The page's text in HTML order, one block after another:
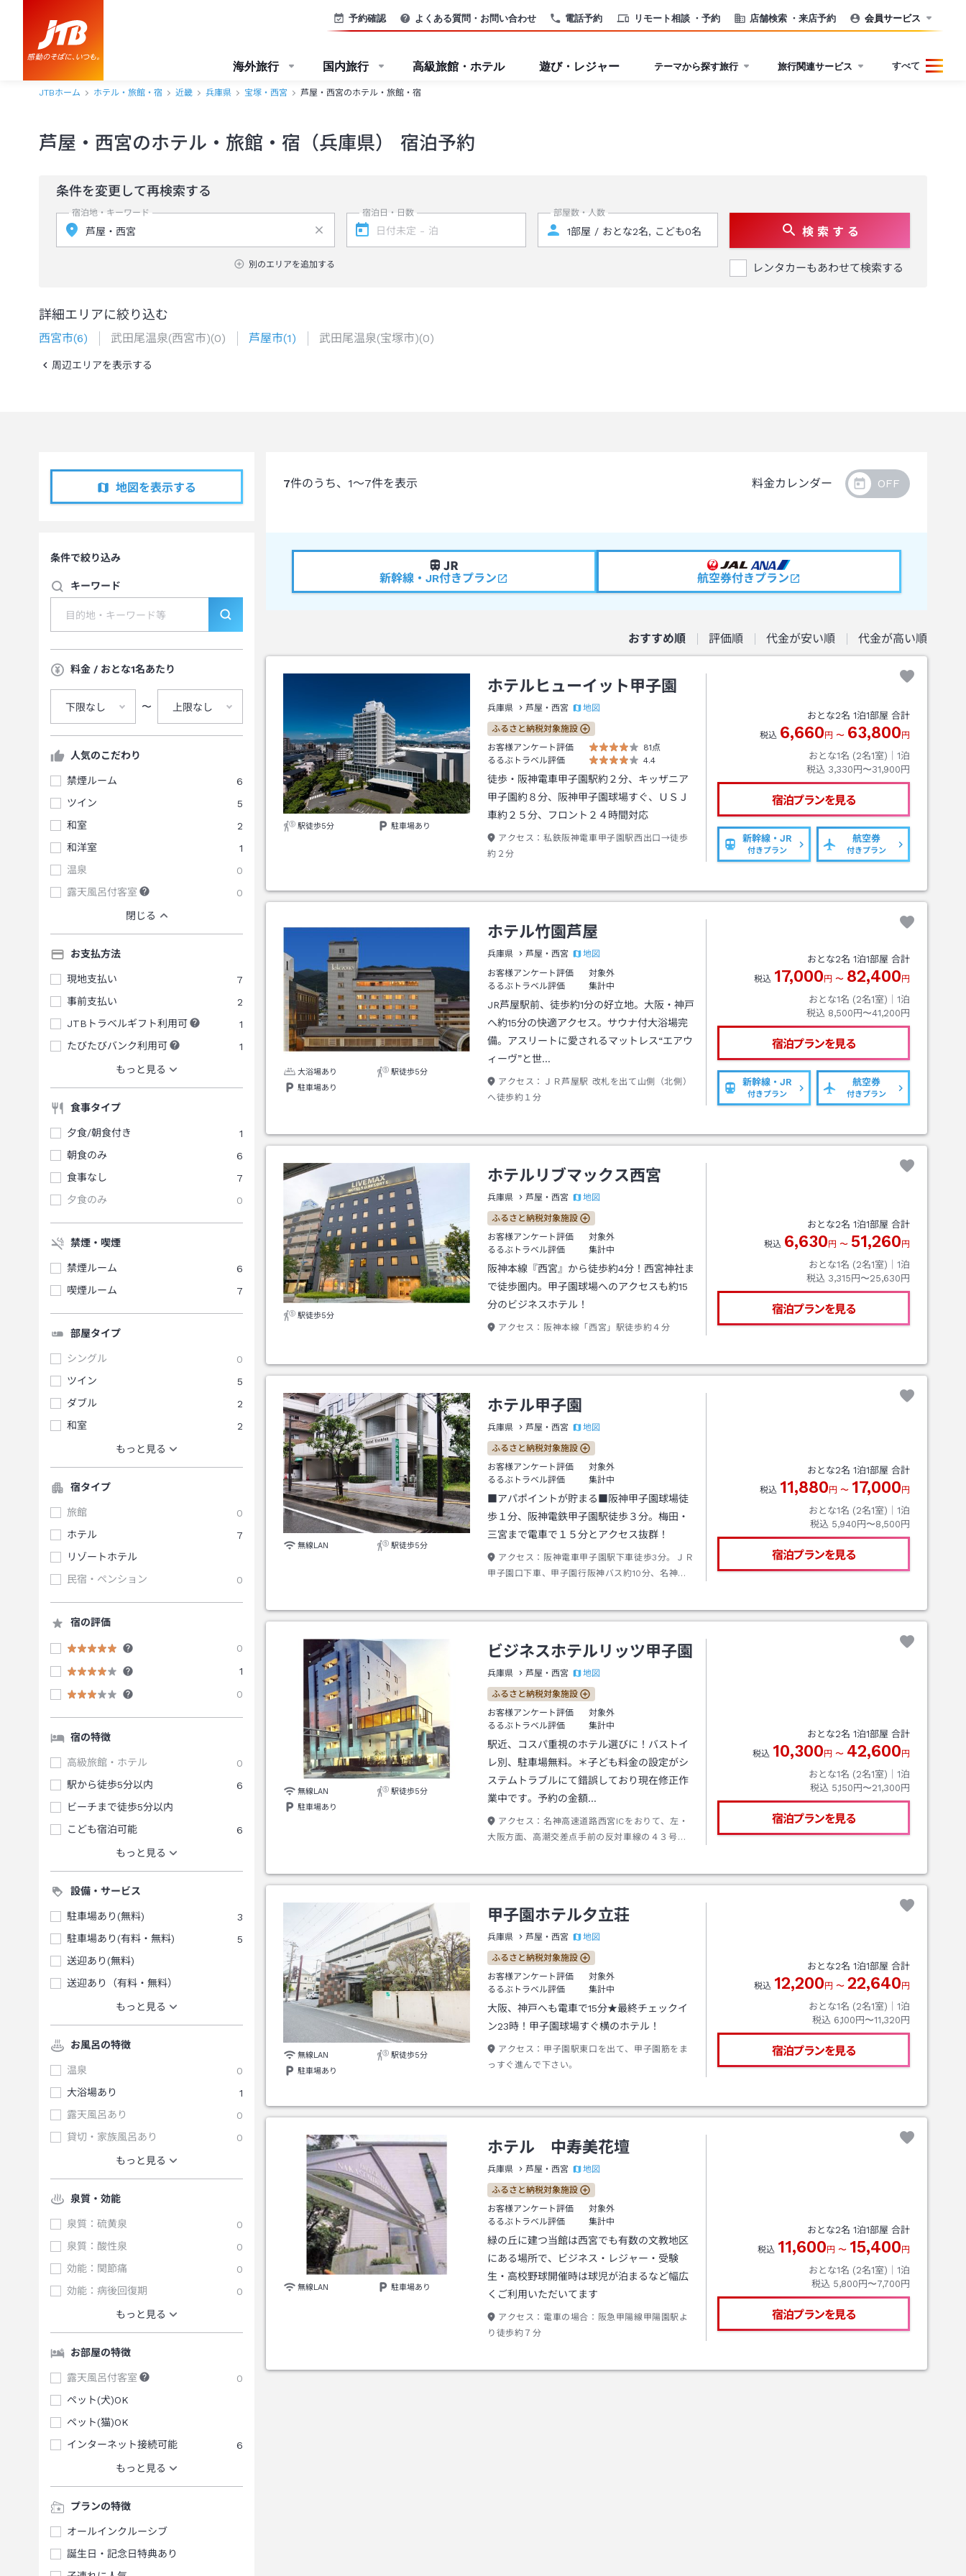
電話予約 リモート相談 ・予約 店舗検索 ・来店予約
予約確認 よくある質問・お問い合わせ 会員サービス
海外旅行 国内旅行 高級旅館・ホテル 遊び・レジャー テーマから探す旅行 旅行関連サービス すべて
JTBホーム ホテル・旅館・宿 近畿 兵庫県 宝塚・西宮 芦屋・西宮のホテル・旅館・宿
芦屋・西宮のホテル・旅館・宿（兵庫県） 宿泊予約
条件を変更して再検索する
宿泊地・キーワード
別のエリアを追加する
宿泊日・日数 部屋数・人数
検 索 す る
レンタカーもあわせて検索する
詳細エリアに絞り込む
西宮市(6) 武田尾温泉(西宮市)(0) 芦屋市(1) 武田尾温泉(宝塚市)(0)
周辺エリアを表示する
地図を表示する
条件で絞り込み
キーワード
料金 / おとな1名あたり
下限なし 〜 上限なし
人気のこだわり
禁煙ルーム
6
ツイン
5
和室
2
和洋室
1
温泉
0
露天風呂付客室
0
閉じる
お支払方法
現地支払い
7
事前支払い
2
JTBトラベルギフト利用可
1
たびたびバンク利用可
1
もっと見る
食事タイプ
夕食/朝食付き
1
朝食のみ
6
食事なし
7
夕食のみ
0
禁煙・喫煙
禁煙ルーム
6
喫煙ルーム
7
部屋タイプ
シングル
0
ツイン
5
ダブル
2
和室
2
もっと見る
宿タイプ
旅館
0
ホテル
7
リゾートホテル
民宿・ペンション
0
宿の評価
0
1
0
宿の特徴
高級旅館・ホテル
0
駅から徒歩5分以内
6
ビーチまで徒歩5分以内
こども宿泊可能
6
もっと見る
設備・サービス
駐車場あり(無料)
3
駐車場あり(有料・無料)
5
送迎あり(無料)
送迎あり（有料・無料）
もっと見る
お風呂の特徴
温泉
0
大浴場あり
1
露天風呂あり
0
貸切・家族風呂あり
0
もっと見る
泉質・効能
泉質：硫黄泉
0
泉質：酸性泉
0
効能：関節痛
0
効能：病後回復期
0
もっと見る
お部屋の特徴
露天風呂付客室
0
ペット(犬)OK
ペット(猫)OK
インターネット接続可能
6
もっと見る
プランの特徴
オールインクルーシブ
誕生日・記念日特典あり
7件のうち、 1～7件を表示 料金カレンダー
新幹線・JR付きプラン 航空券付きプラン
おすすめ順 評価順 代金が安い順 代金が高い順
駅徒歩5分 駐車場あり
ホテルヒューイット甲子園
兵庫県 芦屋・西宮 地図
ふるさと納税対象施設
お客様アンケート評価
81点
るるぶトラベル評価
4.4
徒歩・阪神電車甲子園駅約２分、キッザニア
甲子園約８分、阪神甲子園球場すぐ、ＵＳＪ
車約２５分、フロント２４時間対応
アクセス： 私鉄阪神電車甲子園駅西出口→徒歩
約２分
おとな2名 1泊1部屋 合計
税込 6,660 円 〜 63,800 円
おとな1名 (2名1室)｜ 1泊
税込 3,330円〜31,900円
宿泊プランを見る
新幹線・JR
付きプラン
航空券
付きプラン
大浴場あり
駅徒歩5分
駐車場あり
ホテル竹園芦屋
兵庫県 芦屋・西宮
地図
お客様アンケート評価
対象外
るるぶトラベル評価
集計中
JR芦屋駅前、徒歩約1分の好立地。大阪・神戸
へ約15分の快適アクセス。サウナ付大浴場完
備。アスリートに愛されるマットレス“エアウ
ィーヴ”と世…
アクセス：
ＪＲ芦屋駅 改札を出て山側（北側）
へ徒歩約１分
おとな2名 1泊1部屋 合計
税込 17,000 円 〜 82,400 円
おとな1名 (2名1室)｜ 1泊
税込 8,500円〜41,200円
宿泊プランを見る
新幹線・JR
付きプラン
航空券
付きプラン
駅徒歩5分
ホテルリブマックス西宮
兵庫県 芦屋・西宮 地図
ふるさと納税対象施設
お客様アンケート評価
対象外
るるぶトラベル評価
集計中
阪神本線『西宮』から徒歩約4分！西宮神社ま
で徒歩圏内。甲子園球場へのアクセスも約15
分のビジネスホテル！
アクセス： 阪神本線「西宮」駅徒歩約４分
おとな2名 1泊1部屋 合計
税込 6,630 円 〜 51,260 円
おとな1名 (2名1室)｜ 1泊
税込 3,315円〜25,630円
宿泊プランを見る
無線LAN 駅徒歩5分
ホテル甲子園
兵庫県 芦屋・西宮 地図
ふるさと納税対象施設
お客様アンケート評価
対象外
るるぶトラベル評価
集計中
■アパポイントが貯まる■阪神甲子園球場徒
歩１分、阪神電鉄甲子園駅徒歩３分。梅田・
三宮まで電車で１５分とアクセス抜群！
アクセス： 阪神電車甲子園駅下車徒歩3分。ＪＲ
甲子園口下車、甲子園行阪神バス約10分、名神高
おとな2名 1泊1部屋 合計
税込 11,880 円 〜 17,000 円
おとな1名 (2名1室)｜ 1泊
税込 5,940円〜8,500円
宿泊プランを見る
無線LAN
駅徒歩5分
駐車場あり
ビジネスホテルリッツ甲子園
兵庫県 芦屋・西宮 地図
ふるさと納税対象施設
お客様アンケート評価
対象外
るるぶトラベル評価
集計中
駅近、コスパ重視のホテル選びに！バストイ
レ別、駐車場無料。＊子ども料金の設定がシ
ステムトラブルにて錯誤しており現在修正作
業中です。予約の金額…
アクセス： 名神高速道路西宮ICをおりて、左・
大阪方面、高潮交差点手前の反対車線の４３号線
おとな2名 1泊1部屋 合計
税込 10,300 円 〜 42,600 円
おとな1名 (2名1室)｜ 1泊
税込 5,150円〜21,300円
宿泊プランを見る
無線LAN
駅徒歩5分
駐車場あり
甲子園ホテル夕立荘
兵庫県 芦屋・西宮 地図
ふるさと納税対象施設
お客様アンケート評価
対象外
るるぶトラベル評価
集計中
大阪、神戸へも電車で15分★最終チェックイ
ン23時！甲子園球場すぐ横のホテル！
アクセス： 甲子園駅東口を出て、甲子園筋をま
っすぐ進んで下さい。
おとな2名 1泊1部屋 合計
税込 12,200 円 〜 22,640 円
おとな1名 (2名1室)｜ 1泊
税込 6,100円〜11,320円
宿泊プランを見る
無線LAN 駐車場あり
ホテル 中寿美花壇
兵庫県 芦屋・西宮 地図
ふるさと納税対象施設
お客様アンケート評価
対象外
るるぶトラベル評価
集計中
緑の丘に建つ当館は西宮でも有数の文教地区
にある場所で、ビジネス・レジャー・受験
生・高校野球開催時は球児が泊まるなど幅広
くご利用いただいてます
アクセス： 電車の場合：阪急甲陽線甲陽園駅よ
り徒歩約７分
おとな2名 1泊1部屋 合計
税込 11,600 円 〜 15,400 円
おとな1名 (2名1室)｜ 1泊
税込 5,800円〜7,700円
宿泊プランを見る